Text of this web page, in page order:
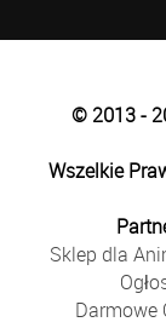
© 2013 -
Wszelkie
Sklep dla
Darmowe